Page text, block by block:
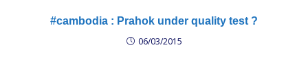
#cambodia : Prahok under quality test ?
06/03/2015